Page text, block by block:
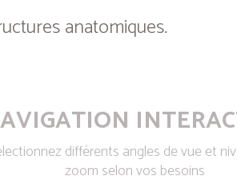
anatomiques.
différents angles de vue et
zoom selon vos besoins